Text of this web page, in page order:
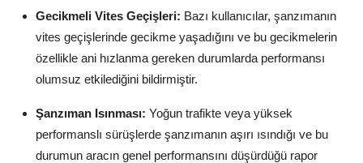
Gecikmeli Vites Geçişleri: Bazı kullanıcılar, şanzımanın
vites geçişlerinde gecikme yaşadığını ve bu gecikmelerin
özellikle ani hızlanma gereken durumlarda performansı
olumsuz etkilediğini bildirmiştir.
Şanzıman Isınması: Yoğun trafikte veya yüksek
performanslı sürüşlerde şanzımanın aşırı ısındığı ve bu
durumun aracın genel performansını düşürdüğü rapor